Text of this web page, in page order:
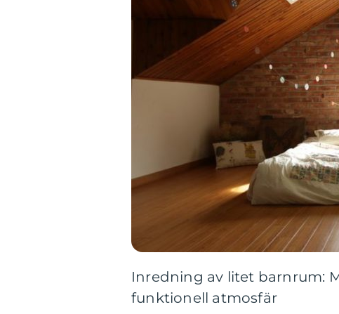
Inredning av litet barnrum:
funktionell atmosfär